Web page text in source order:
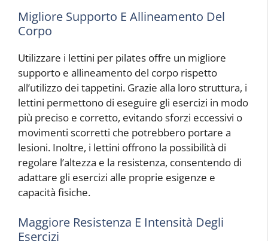
Migliore Supporto E Allineamento Del
Corpo
Utilizzare i lettini per pilates offre un migliore
supporto e allineamento del corpo rispetto
all’utilizzo dei tappetini. Grazie alla loro struttura, i
lettini permettono di eseguire gli esercizi in modo
più preciso e corretto, evitando sforzi eccessivi o
movimenti scorretti che potrebbero portare a
lesioni. Inoltre, i lettini offrono la possibilità di
regolare l’altezza e la resistenza, consentendo di
adattare gli esercizi alle proprie esigenze e
capacità fisiche.
Maggiore Resistenza E Intensità Degli
Esercizi